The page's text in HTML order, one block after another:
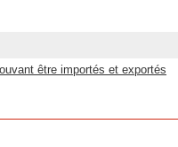
être importés et exportés